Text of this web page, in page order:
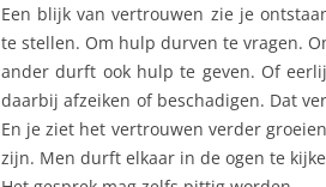
Een blijk van vertrouwen zie je
te stellen. Om hulp durven te vragen.
ander durft ook hulp te geven. Of
daarbij afzeiken of beschadigen. Dat
En je ziet het vertrouwen verder
zijn. Men durft elkaar in de ogen te